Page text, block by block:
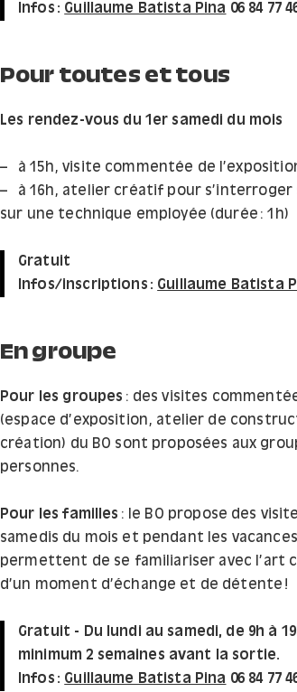
Infos : Guillaume Batista Pina 06 84 77
Pour toutes et tous
Les rendez-vous du 1er samedi du mois
à 15h, visite commentée de
à 16h, atelier créatif pour s’interroger
sur une technique employée (durée : 1h)
Gratuit
Infos/inscriptions : Guillaume Batista
En groupe
Pour les groupes : des visites
(espace d’exposition, atelier de
création) du BO sont proposées aux
personnes.
Pour les familles : le BO propose des
samedis du mois et pendant les
permettent de se familiariser avec l’art
d’un moment d’échange et de détente !
Gratuit - Du lundi au samedi, de 9h à
minimum 2 semaines avant la sortie.
Infos : Guillaume Batista Pina 06 84 77